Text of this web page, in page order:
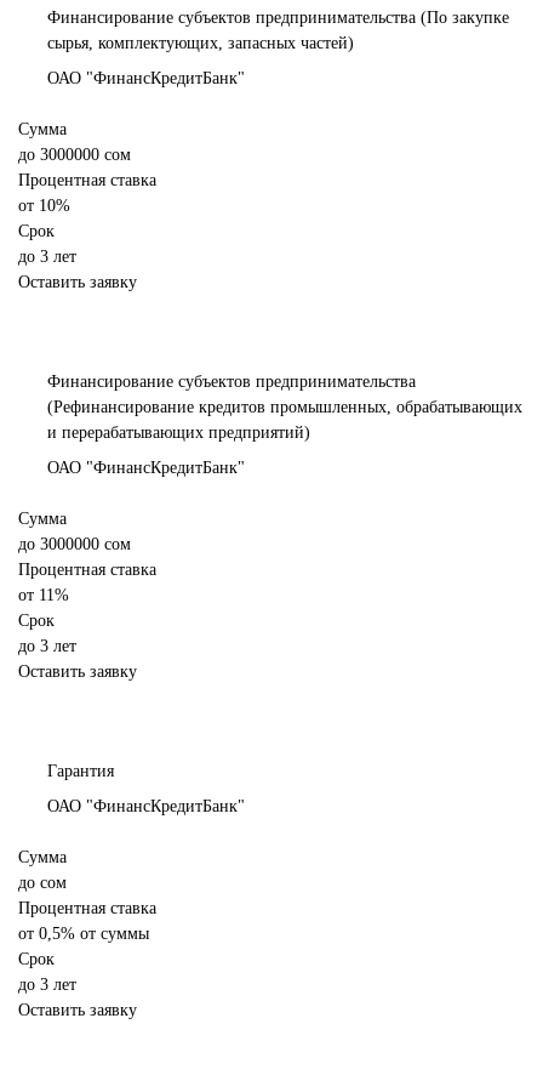
Финансирование субъектов предпринимательства (По закупке
сырья, комплектующих, запасных частей)
ОАО "ФинансКредитБанк"
Сумма
до 3000000 сом
Процентная ставка
от 10%
Срок
до 3 лет
Оставить заявку
Финансирование субъектов предпринимательства
(Рефинансирование кредитов промышленных, обрабатывающих
и перерабатывающих предприятий)
ОАО "ФинансКредитБанк"
Сумма
до 3000000 сом
Процентная ставка
от 11%
Срок
до 3 лет
Оставить заявку
Гарантия
ОАО "ФинансКредитБанк"
Сумма
до сом
Процентная ставка
от 0,5% от суммы
Срок
до 3 лет
Оставить заявку